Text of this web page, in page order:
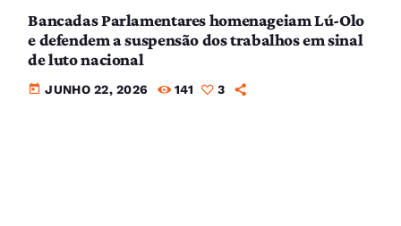
Bancadas Parlamentares homenageiam Lú-Olo
e defendem a suspensão dos trabalhos em sinal
de luto nacional
today JUNHO 22, 2026 141 3